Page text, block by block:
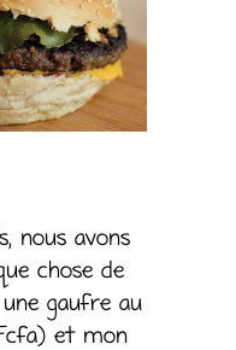
nous avons
chose de
gaufre au
et mon